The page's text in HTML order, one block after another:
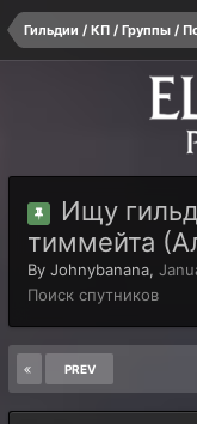
Ищу
тиммейта
By Johnybanana,
Поиск спутников
PREV